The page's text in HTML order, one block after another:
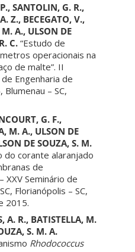
SANTOLIN, G. R.,
Z., BECEGATO, V.,
A., ULSON DE
C. “Estudo de
operacionais na
de malte”. II
Engenharia de
Blumenau – SC,
G. F.,
M. A., ULSON DE
DE SOUZA, S. M.
do corante alaranjado
de
XXV Seminário de
Florianópolis – SC,
2015.
A. R., BATISTELLA, M.
S. M. A.
Rhodococcus